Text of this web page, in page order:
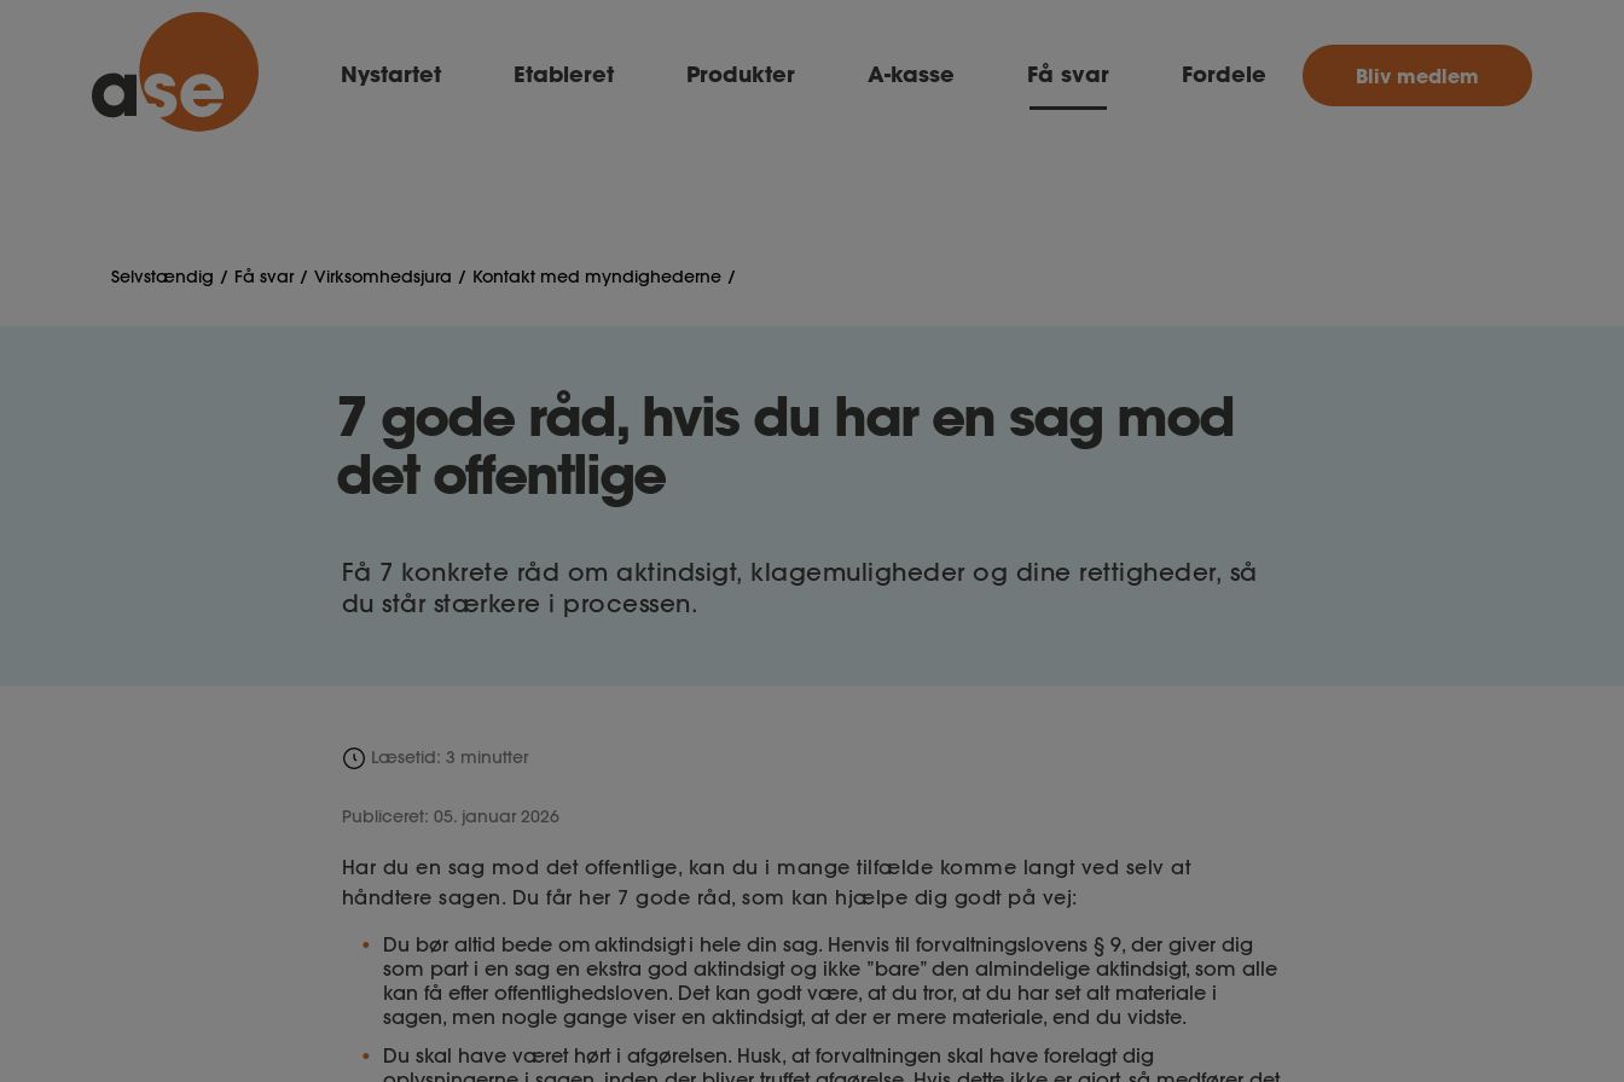
Ase
Nystartet Etableret Produkter A-kasse Få svar Fordele Bliv medlem
Selvstændig Få svar Virksomhedsjura Kontakt med myndighederne
7 gode råd, hvis du har en sag mod
det offentlige
Få 7 konkrete råd om aktindsigt, klagemuligheder og dine rettigheder, så
du står stærkere i processen.
Læsetid: 3 minutter
Publiceret: 05. januar 2026
Har du en sag mod det offentlige, kan du i mange tilfælde komme langt ved selv at
håndtere sagen. Du får her 7 gode råd, som kan hjælpe dig godt på vej:
Du bør altid bede om aktindsigt i hele din sag. Henvis til forvaltningslovens § 9, der giver dig
som part i en sag en ekstra god aktindsigt og ikke ”bare” den almindelige aktindsigt, som alle
kan få efter offentlighedsloven. Det kan godt være, at du tror, at du har set alt materiale i
sagen, men nogle gange viser en aktindsigt, at der er mere materiale, end du vidste.
Du skal have været hørt i afgørelsen. Husk, at forvaltningen skal have forelagt dig